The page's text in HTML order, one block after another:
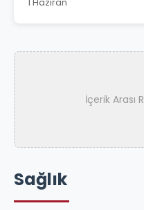
İçerik Arası
Sağlık